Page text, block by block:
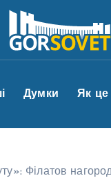
Думки Як це
Філатов